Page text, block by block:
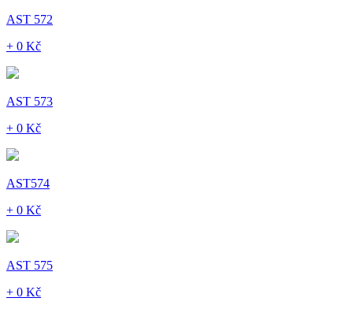
AST 572
+ 0 Kč
AST 573
+ 0 Kč
AST574
+ 0 Kč
AST 575
+ 0 Kč